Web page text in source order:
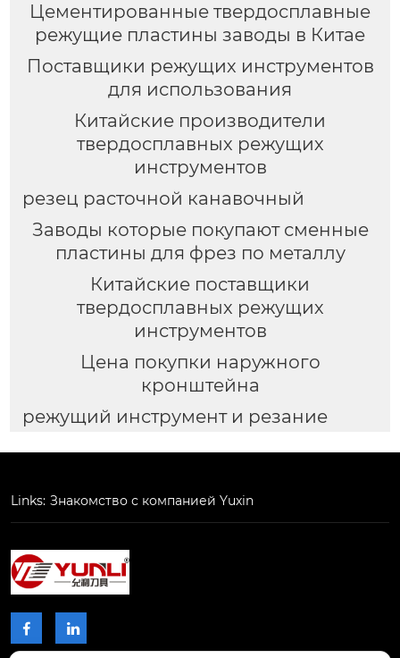
Цементированные твердосплавные
режущие пластины заводы в Китае
Поставщики режущих инструментов
для использования
Китайские производители
твердосплавных режущих
инструментов
резец расточной канавочный
Заводы которые покупают сменные
пластины для фрез по металлу
Китайские поставщики
твердосплавных режущих
инструментов
Цена покупки наружного
кронштейна
режущий инструмент и резание
Links: Знакомство с компанией Yuxin
 